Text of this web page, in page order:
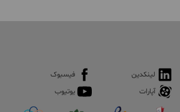
لینکدین
فیسبوک
آپارات یوتیوب